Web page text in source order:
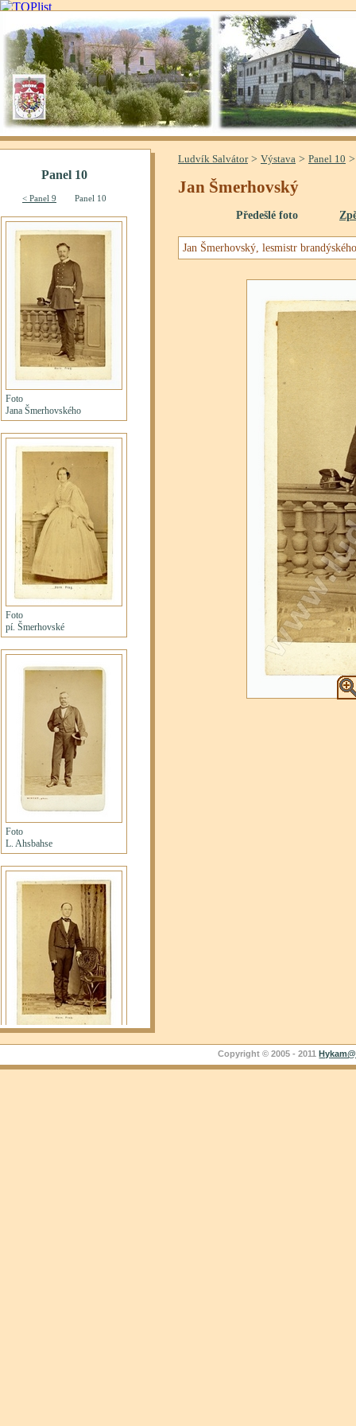
Ludvík Salvátor> Výstava > Panel 10
Jan Šmerhovský
Předešlé foto
Jan Šmerhovský, lesmistr
Copyright © 2005 - 2011